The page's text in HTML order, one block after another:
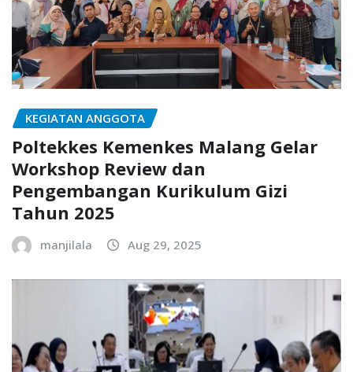
KEGIATAN ANGGOTA
Poltekkes Kemenkes Malang Gelar
Workshop Review dan
Pengembangan Kurikulum Gizi
Tahun 2025
manjilala Aug 29, 2025